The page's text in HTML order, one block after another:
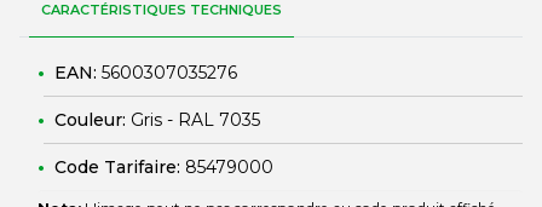
CARACTÉRISTIQUES TECHNIQUES
EAN: 5600307035276
Couleur: Gris - RAL 7035
Code Tarifaire: 85479000